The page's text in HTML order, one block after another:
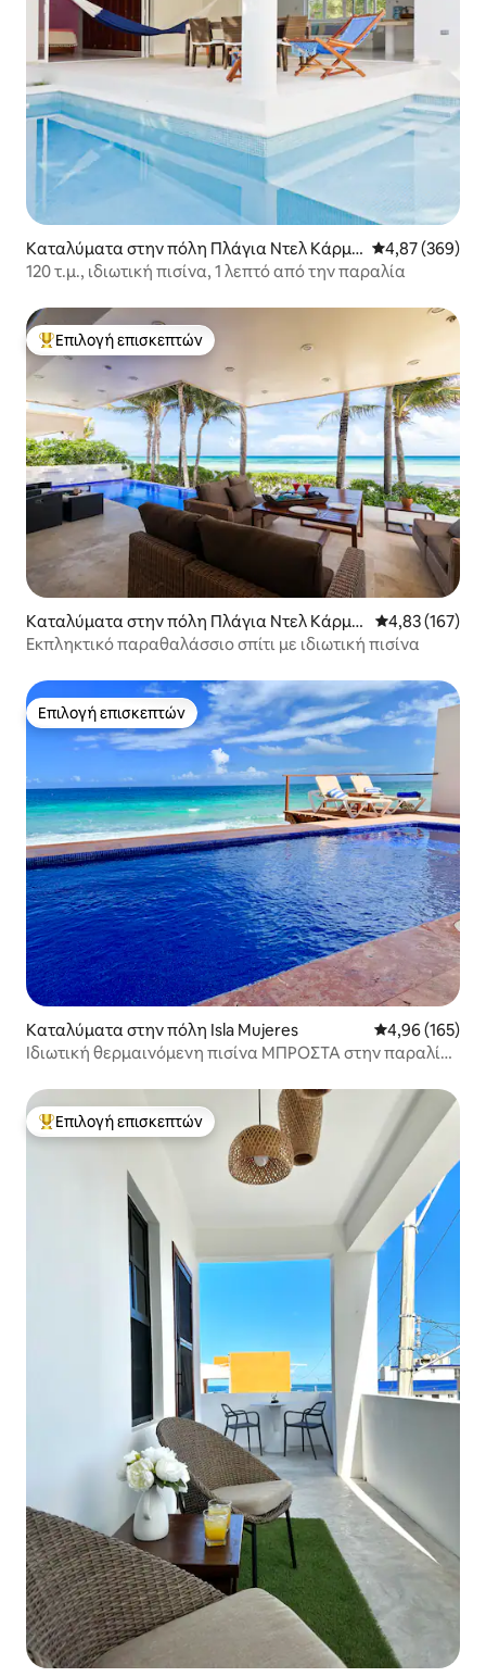
Καταλύματα στην πόλη Πλάγια Ντελ Κάρμε
ν
Μέση
4,87 (369)
120 τ.μ., ιδιωτική πισίνα, 1 λεπτό από την παραλία
Κορυφαία επιλογή επισκεπτών
Επιλογή επισκεπτών
Καταλύματα στην πόλη Πλάγια Ντελ Κάρμε
ν
Μέση
4,83 (167)
Εκπληκτικό παραθαλάσσιο σπίτι με ιδιωτική πισίνα
Επιλογή επισκεπτών
Επιλογή επισκεπτών
Καταλύματα στην πόλη Isla Mujeres Μέση
4,96 (165)
Ιδιωτική θερμαινόμενη πισίνα ΜΠΡΟΣΤΆ στην παραλία
Κορυφαία επιλογή επισκεπτών
Επιλογή επισκεπτών